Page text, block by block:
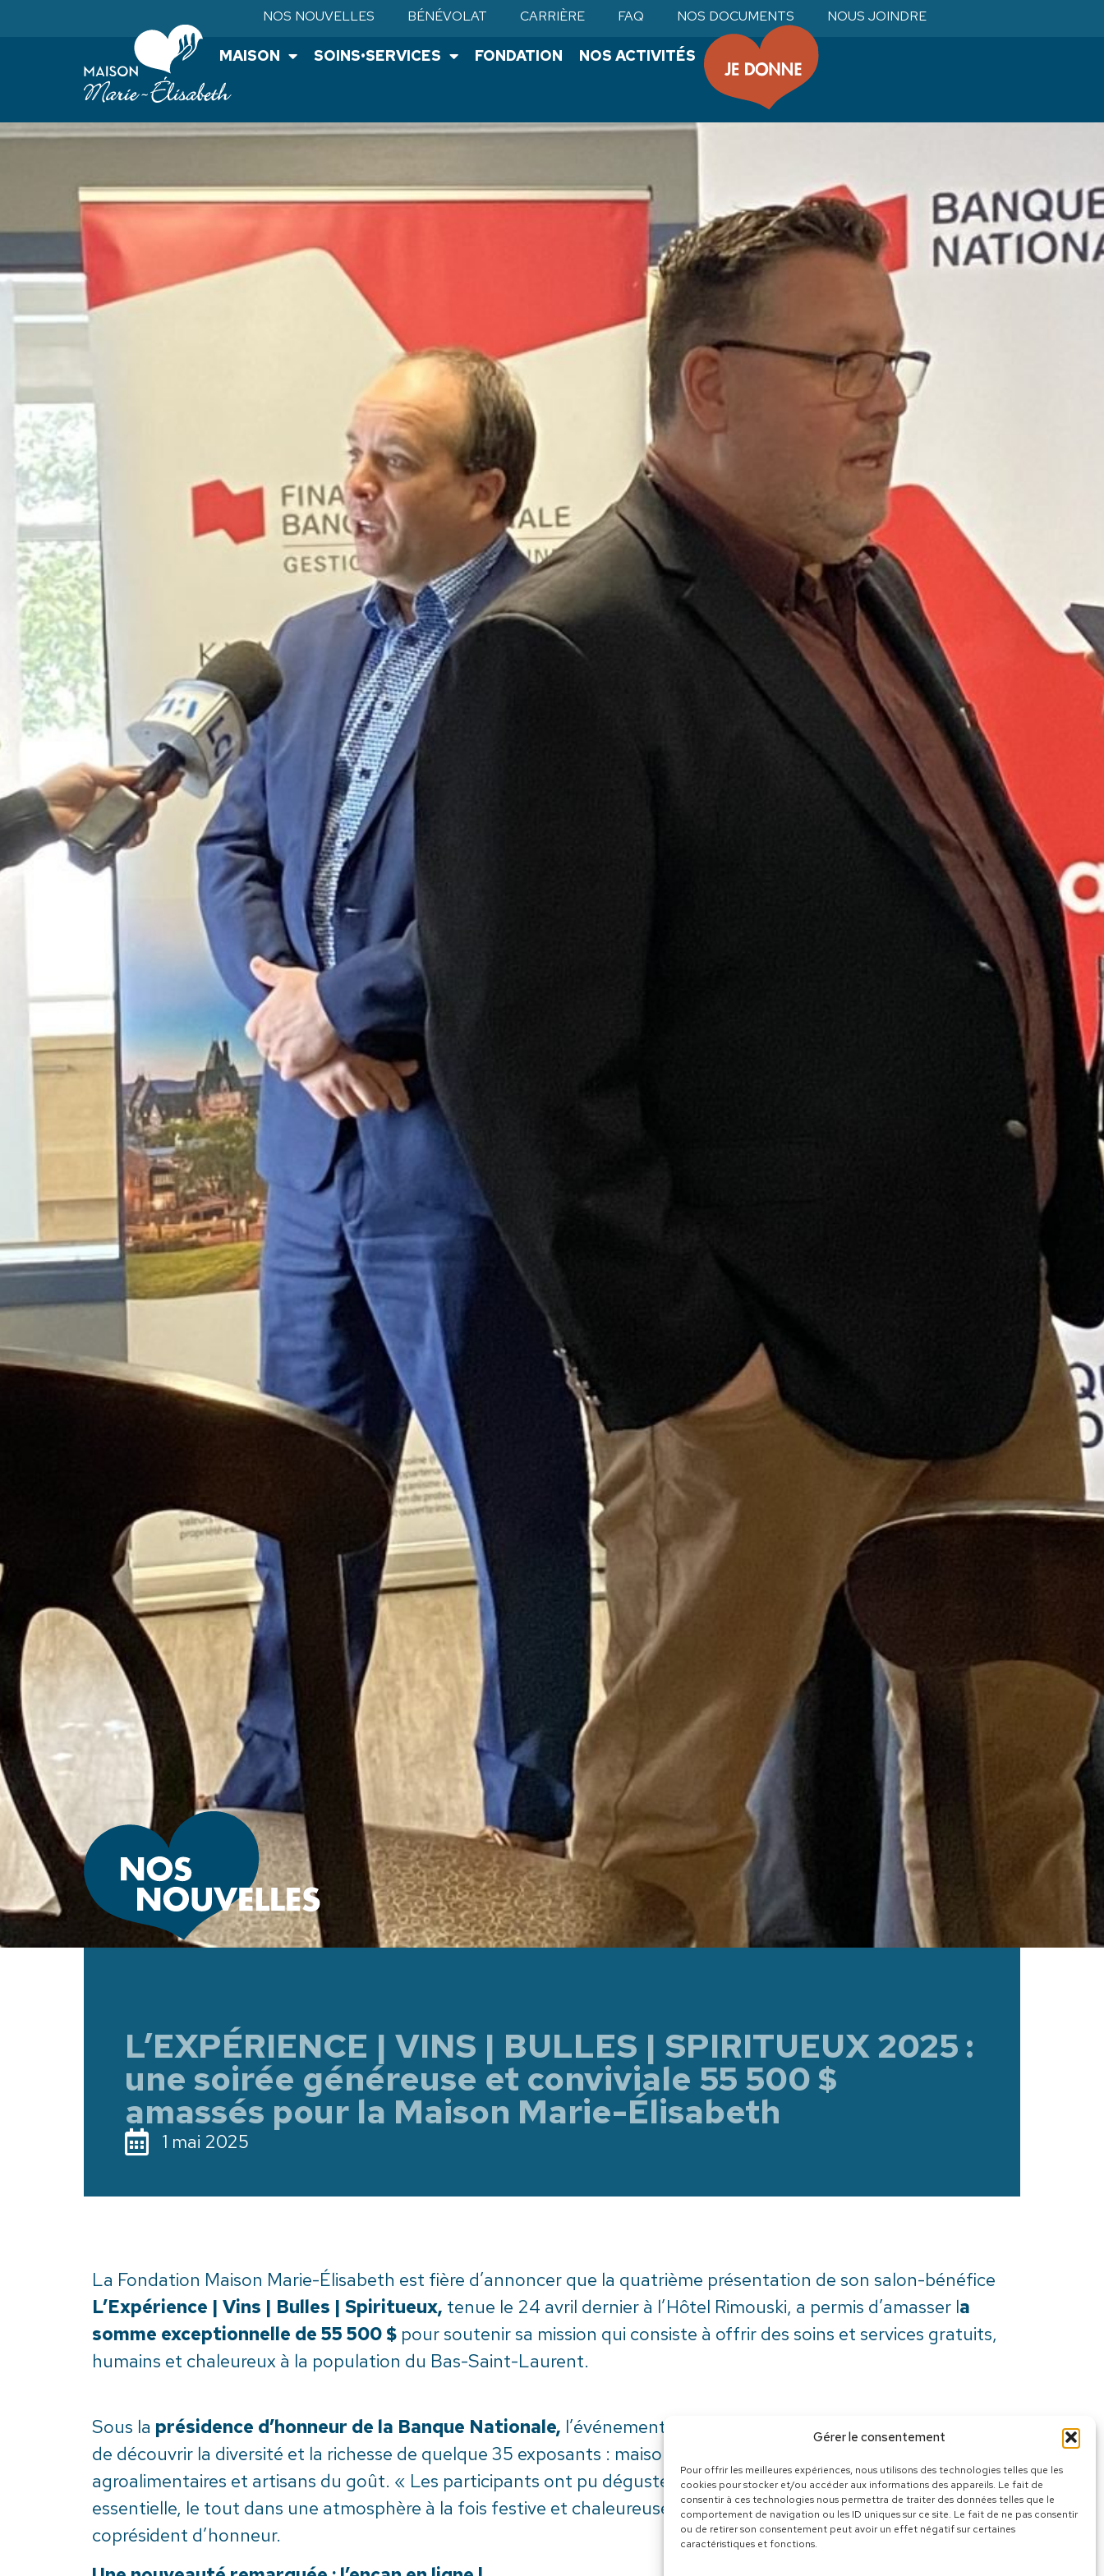
Gérer le consentement
Pour offrir les meilleures expériences, nous utilisons des technologies telles que les
cookies pour stocker et/ou accéder aux informations des appareils. Le fait de
consentir à ces technologies nous permettra de traiter des données telles que le
comportement de navigation ou les ID uniques sur ce site. Le fait de ne pas consentir
ou de retirer son consentement peut avoir un effet négatif sur certaines
caractéristiques et fonctions.
NOS NOUVELLES BÉNÉVOLAT CARRIÈRE FAQ NOS DOCUMENTS NOUS JOINDRE
MAISON SOINS•SERVICES FONDATION NOS ACTIVITÉS
L’EXPÉRIENCE | VINS | BULLES | SPIRITUEUX 2025 :
une soirée généreuse et conviviale 55 500 $
amassés pour la Maison Marie-Élisabeth
1 mai 2025
La Fondation Maison Marie-Élisabeth est fière d’annoncer que la quatrième présentation de son salon-bénéfice
L’Expérience | Vins | Bulles | Spiritueux, tenue le 24 avril dernier à l’Hôtel Rimouski, a permis d’amasser la
somme exceptionnelle de 55 500 $ pour soutenir sa mission qui consiste à offrir des soins et services gratuits,
humains et chaleureux à la population du Bas-Saint-Laurent.
Sous la présidence d’honneur de la Banque Nationale, l’événement a accueilli plus de 700 visiteurs
, curieux
de découvrir la diversité et la richesse de quelque 35 exposants : maisons de vins, distilleries, producteurs
agroalimentaires et artisans du goût. « Les participants ont pu déguster, réseauter et contribuer à une cause
essentielle, le tout dans une atmosphère à la fois festive et chaleureuse », souligne Karl-Hugo Pelletier,
coprésident d’honneur.